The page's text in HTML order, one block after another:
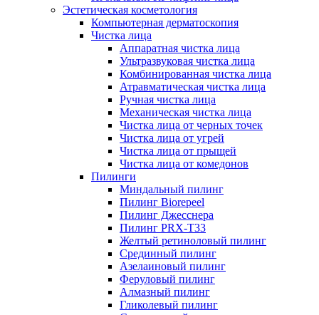
Эстетическая косметология
Компьютерная дерматоскопия
Чистка лица
Аппаратная чистка лица
Ультразвуковая чистка лица
Комбинированная чистка лица
Атравматическая чистка лица
Ручная чистка лица
Механическая чистка лица
Чистка лица от черных точек
Чистка лица от угрей
Чистка лица от прыщей
Чистка лица от комедонов
Пилинги
Миндальный пилинг
Пилинг Biorepeel
Пилинг Джесснера
Пилинг PRX-T33
Желтый ретиноловый пилинг
Срединный пилинг
Азелаиновый пилинг
Феруловый пилинг
Алмазный пилинг
Гликолевый пилинг